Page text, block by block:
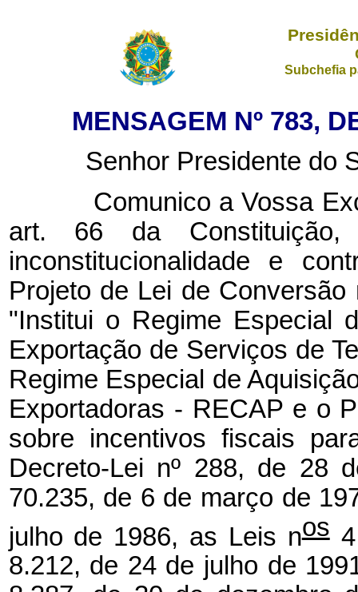
Subchefia
MENSAGEM Nº 783,
Senhor Presidente do
Comunico a Vossa
art. 66 da Constituição,
inconstitucionalidade e
Projeto de Lei de Conversão
"Institui o Regime Especial
Exportação de Serviços de
Regime Especial de
Exportadoras - RECAP e o
sobre incentivos fiscais
Decreto-Lei nº 288, de 28
70.235, de 6 de março de
julho de 1986, as Leis nos
8.212, de 24 de julho de